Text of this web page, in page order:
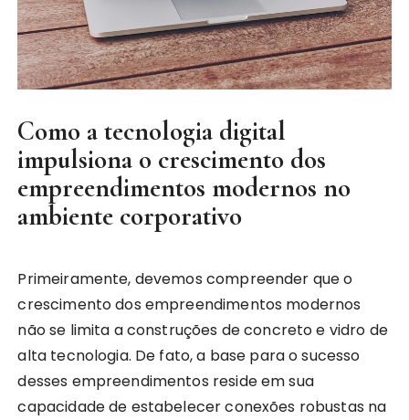
Como a tecnologia digital
impulsiona o crescimento dos
empreendimentos modernos no
ambiente corporativo
Primeiramente, devemos compreender que o
crescimento dos empreendimentos modernos
não se limita a construções de concreto e vidro de
alta tecnologia. De fato, a base para o sucesso
desses empreendimentos reside em sua
capacidade de estabelecer conexões robustas na